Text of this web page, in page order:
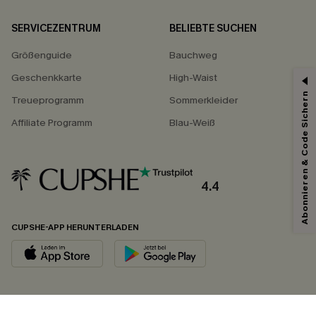
SERVICEZENTRUM
Größenguide
Geschenkkarte
Treueprogramm
Affiliate Programm
BELIEBTE SUCHEN
Bauchweg
High-Waist
Sommerkleider
Blau-Weiß
4.4
CUPSHE-APP HERUNTERLADEN
Abonnieren & Code Sichern